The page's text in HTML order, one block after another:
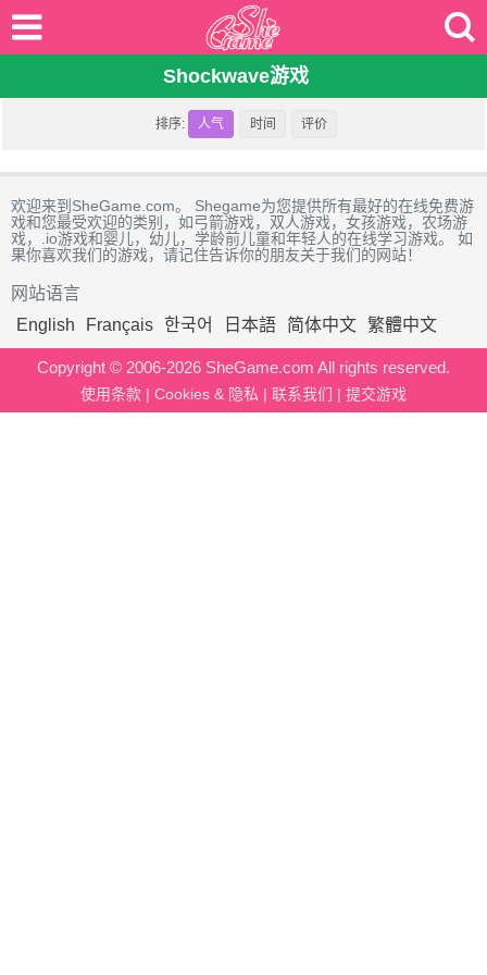
Shockwave游戏
排序: 人气 时间 评价
欢迎来到SheGame.com。 Shegame为您提供所有最好的在线免费游
戏和您最受欢迎的类别，如弓箭游戏，双人游戏，女孩游戏，农场游
戏，.io游戏和婴儿，幼儿，学龄前儿童和年轻人的在线学习游戏。 如
果你喜欢我们的游戏，请记住告诉你的朋友关于我们的网站！
网站语言
English
Français 한국어 日本語 简体中文 繁體中文
Copyright © 2006-2026 SheGame.com All rights reserved.
使用条款 | Cookies & 隐私 | 联系我们 | 提交游戏